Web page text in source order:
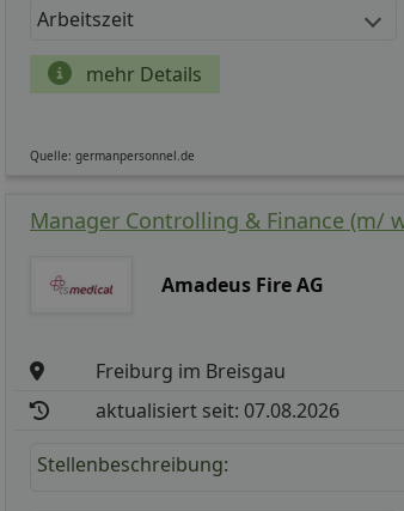
Arbeitszeit
mehr Details
Quelle: germanpersonnel.de
Manager Controlling & Finance (m/
Amadeus Fire AG
Freiburg im Breisgau
aktualisiert seit: 07.08.2026
Stellenbeschreibung: